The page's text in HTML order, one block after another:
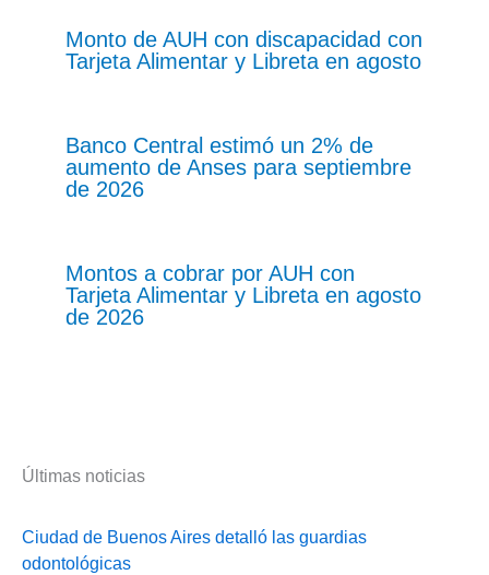
Monto de AUH con discapacidad con
Tarjeta Alimentar y Libreta en agosto
Banco Central estimó un 2% de
aumento de Anses para septiembre
de 2026
Montos a cobrar por AUH con
Tarjeta Alimentar y Libreta en agosto
de 2026
Últimas noticias
Ciudad de Buenos Aires detalló las guardias
odontológicas